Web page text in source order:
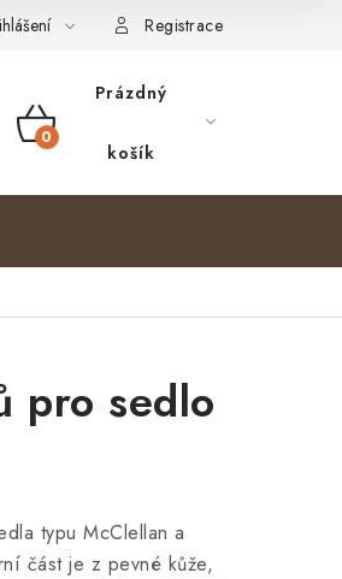
Registrace
NÁKUPNÍ
Prázdný
košík
pro sedlo
typu McClellan a
část je z pevné kůže,